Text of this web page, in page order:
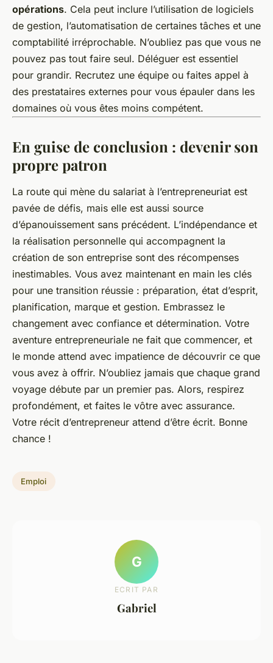
opérations. Cela peut inclure l’utilisation de logiciels
de gestion, l’automatisation de certaines tâches et une
comptabilité irréprochable. N’oubliez pas que vous ne
pouvez pas tout faire seul. Déléguer est essentiel
pour grandir. Recrutez une équipe ou faites appel à
des prestataires externes pour vous épauler dans les
domaines où vous êtes moins compétent.
En guise de conclusion : devenir son
propre patron
La route qui mène du salariat à l’entrepreneuriat est
pavée de défis, mais elle est aussi source
d’épanouissement sans précédent. L’indépendance et
la réalisation personnelle qui accompagnent la
création de son entreprise sont des récompenses
inestimables. Vous avez maintenant en main les clés
pour une transition réussie : préparation, état d’esprit,
planification, marque et gestion. Embrassez le
changement avec confiance et détermination. Votre
aventure entrepreneuriale ne fait que commencer, et
le monde attend avec impatience de découvrir ce que
vous avez à offrir. N’oubliez jamais que chaque grand
voyage débute par un premier pas. Alors, respirez
profondément, et faites le vôtre avec assurance.
Votre récit d’entrepreneur attend d’être écrit. Bonne
chance !
Emploi
G
ECRIT PAR
Gabriel